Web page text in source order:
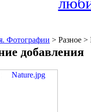
Фотографии > Разное >
добавления